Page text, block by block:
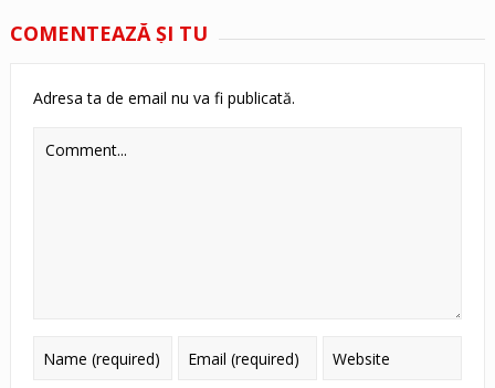
COMENTEAZĂ ŞI TU
Adresa ta de email nu va fi publicată.